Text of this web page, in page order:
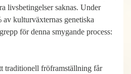
livsbetingelser saknas. Under
kulturväxternas genetiska
för denna smygande process:
traditionell fröframställning får